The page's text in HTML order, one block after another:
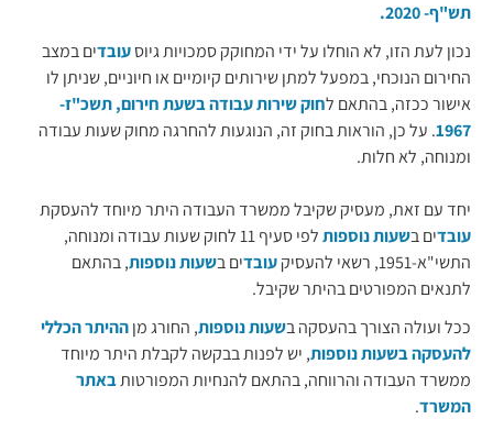
תש"ף- 2020.
נכון לעת הזו, לא הוחלו על ידי המחוקק סמכויות גיוסעובדים במצב
החירום הנוכחי, במפעל למתן שירותים קיומיים או חיוניים, שניתן לו
אישור ככזה, בהתאם ל חוק שירות עבודה בשעת חירום, תשכ"ז-
1967. על כן, הוראות בחוק זה, הנוגעות להחרגה מחוק שעות עבודה
ומנוחה, לא חלות.
יחד עם זאת, מעסיק שקיבל ממשרד העבודה היתר מיוחד להעסקת
עובדים בשעות נוספות
לפי סעיף 11 לחוק שעות עבודה ומנוחה,
התשי"א-1951, רשאי להעסיק
עובדים בשעות נוספות, בהתאם
לתנאים המפורטים בהיתר שקיבל.
ככל ועולה הצורך בהעסקה בשעות נוספות, החורג מןההיתר הכללי
להעסקה בשעות נוספות, יש לפנות בבקשה לקבלת היתר מיוחד
ממשרד העבודה והרווחה, בהתאם להנחיות המפורטותבאתר
המשרד.